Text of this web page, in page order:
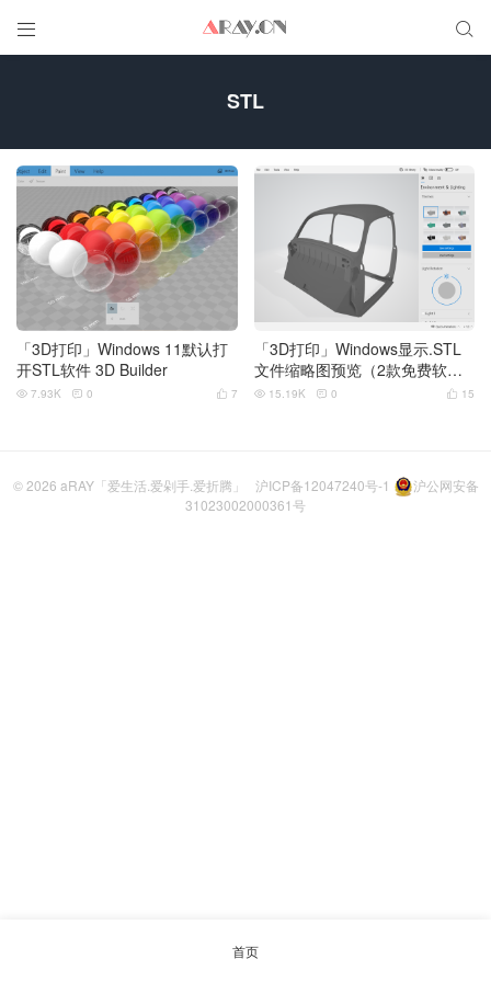
 
STL
「3D打印」Windows 11默认打
开STL软件 3D Builder
 7
 7.93K  0
「3D打印」Windows显示.STL
文件缩略图预览（2款免费软
件）
 15
 15.19K  0
© 2026 aRAY「爱生活.爱剁手.爱折腾」 沪ICP备12047240号-1
沪公网安备
31023002000361号
首页